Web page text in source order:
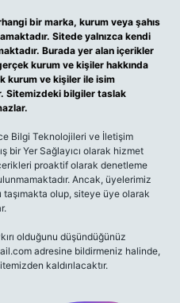
bir marka, kurum veya şahıs
Sitede yalnızca kendi
Burada yer alan içerikler
kurum ve kişiler hakkında
kurum ve kişiler ile isim
Sitemizdeki bilgiler taslak
Bilgi Teknolojileri ve İletişim
bir Yer Sağlayıcı olarak hizmet
proaktif olarak denetleme
Ancak, üyelerimiz
olup, siteye üye olarak
olduğunu düşündüğünüz
adresine bildirmeniz halinde,
kaldırılacaktır.